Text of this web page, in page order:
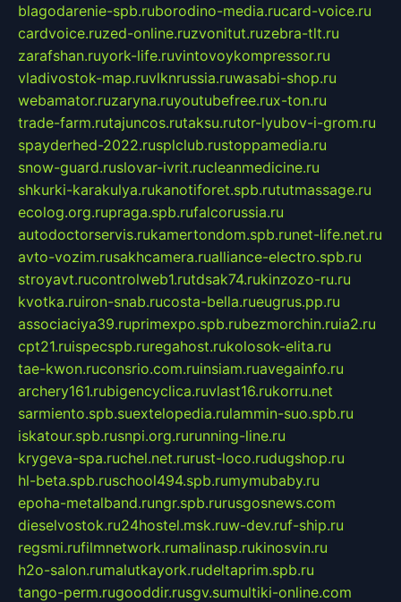
blagodarenie-spb.ruborodino-media.rucard-voice.ru
cardvoice.ruzed-online.ruzvonitut.ruzebra-tlt.ru
zarafshan.ruyork-life.ruvintovoykompressor.ru
vladivostok-map.ruvlknrussia.ruwasabi-shop.ru
webamator.ruzaryna.ruyoutubefree.rux-ton.ru
trade-farm.rutajuncos.rutaksu.rutor-lyubov-i-grom.ru
spayderhed-2022.rusplclub.rustoppamedia.ru
snow-guard.ruslovar-ivrit.rucleanmedicine.ru
shkurki-karakulya.rukanotiforet.spb.rututmassage.ru
ecolog.org.rupraga.spb.rufalcorussia.ru
autodoctorservis.rukamertondom.spb.runet-life.net.ru
avto-vozim.rusakhcamera.rualliance-electro.spb.ru
stroyavt.rucontrolweb1.rutdsak74.rukinzozo-ru.ru
kvotka.ruiron-snab.rucosta-bella.rueugrus.pp.ru
associaciya39.ruprimexpo.spb.rubezmorchin.ruia2.ru
cpt21.ruispecspb.ruregahost.rukolosok-elita.ru
tae-kwon.ruconsrio.com.ruinsiam.ruavegainfo.ru
archery161.rubigencyclica.ruvlast16.rukorru.net
sarmiento.spb.suextelopedia.rulammin-suo.spb.ru
iskatour.spb.rusnpi.org.rurunning-line.ru
krygeva-spa.ruchel.net.rurust-loco.rudugshop.ru
hl-beta.spb.ruschool494.spb.rumymubaby.ru
epoha-metalband.rungr.spb.rurusgosnews.com
dieselvostok.ru24hostel.msk.ruw-dev.ruf-ship.ru
regsmi.rufilmnetwork.rumalinasp.rukinosvin.ru
h2o-salon.rumalutkayork.rudeltaprim.spb.ru
tango-perm.rugooddir.rusgv.sumultiki-online.com